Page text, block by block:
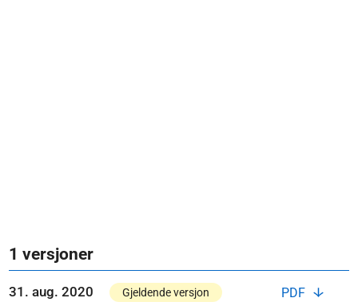
1 versjoner
PDF
31. aug. 2020 Gjeldende versjon